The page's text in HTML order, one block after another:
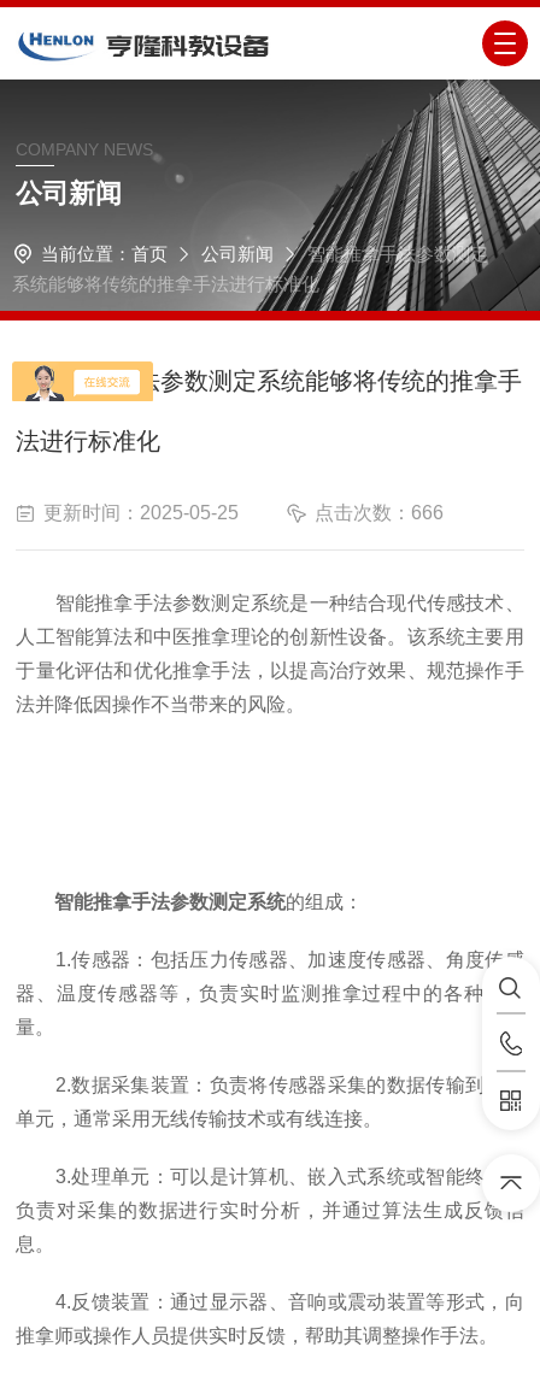
COMPANY NEWS
公司新闻
当前位置： 首页 公司新闻
智能推拿手法参数测定
系统能够将传统的推拿手法进行标准化
智能推拿手法参数测定系统能够将传统的推拿手
法进行标准化
更新时间：2025-05-25 点击次数：666
智能推拿手法参数测定系统是一种结合现代传感技术、
人工智能算法和中医推拿理论的创新性设备。该系统主要用
于量化评估和优化推拿手法，以提高治疗效果、规范操作手
法并降低因操作不当带来的风险。
智能推拿手法参数测定系统的组成：
1.传感器：包括压力传感器、加速度传感器、角度传感
器、温度传感器等，负责实时监测推拿过程中的各种物理
量。
2.数据采集装置：负责将传感器采集的数据传输到处理
单元，通常采用无线传输技术或有线连接。
3.处理单元：可以是计算机、嵌入式系统或智能终端，
负责对采集的数据进行实时分析，并通过算法生成反馈信
息。
4.反馈装置：通过显示器、音响或震动装置等形式，向
推拿师或操作人员提供实时反馈，帮助其调整操作手法。